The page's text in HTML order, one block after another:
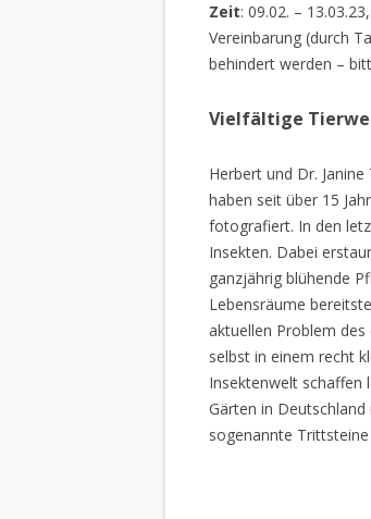
Zeit: 09.02. –
Vereinbarung (durch
behindert werden –
Vielfältige
Herbert und Dr. Janine
haben seit über 15
fotografiert. In den
Insekten. Dabei
ganzjährig blühende
Lebensräume
aktuellen Problem
selbst in einem recht
Insektenwelt schaffen
Gärten in
sogenannte